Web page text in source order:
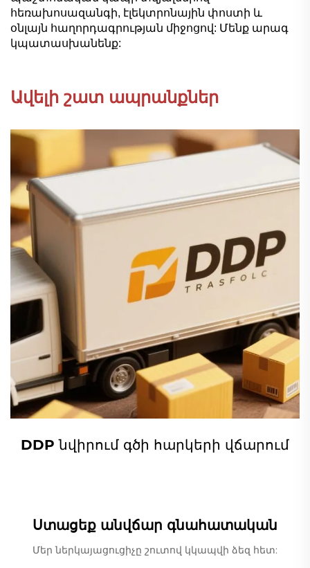
հեռախոսազանգի, էլեկտրոնային փոստի և
օնլայն հաղորդագրության միջոցով: Մենք արագ
կպատասխանենք:
Ավելի շատ ապրանքներ
DDP նվիրում գծի հարկերի վճարում
Ստացեք անվճար գնահատական
Մեր ներկայացուցիչը շուտով կկապվի ձեզ հետ: